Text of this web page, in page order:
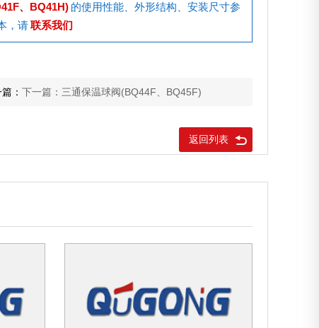
、BQ41H) 的使用性能、外形结构、安装尺寸参
，请联系我们
： 下一篇：三通保温球阀(BQ44F、BQ45F)
返回列表